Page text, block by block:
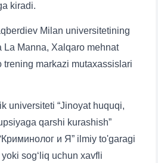
kiradi.
Milan universitetining
La Manna, Xalqaro mehnat
markazi mutaxassislari
universiteti “Jinoyat huquqi,
qarshi kurashish”
и Я” ilmiy to'garagi
sog‘liq uchun xavfli